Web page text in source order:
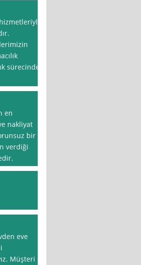
sürecinde
en
nakliyat
bir
verdiği
eve
Müşteri